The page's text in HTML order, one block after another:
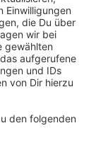
Grünen.
ebenfalls
sich auf
gibt´shier.